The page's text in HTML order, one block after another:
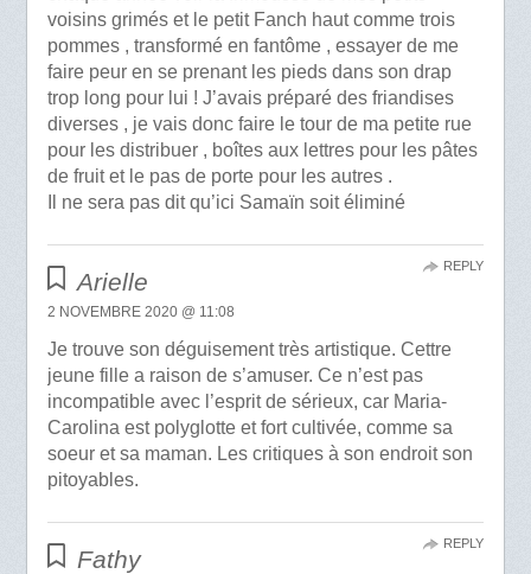
voisins grimés et le petit Fanch haut comme trois
pommes , transformé en fantôme , essayer de me
faire peur en se prenant les pieds dans son drap
trop long pour lui ! J’avais préparé des friandises
diverses , je vais donc faire le tour de ma petite rue
pour les distribuer , boîtes aux lettres pour les pâtes
de fruit et le pas de porte pour les autres .
Il ne sera pas dit qu’ici Samaïn soit éliminé
Arielle
2 NOVEMBRE 2020 @ 11:08
Je trouve son déguisement très artistique. Cettre
jeune fille a raison de s’amuser. Ce n’est pas
incompatible avec l’esprit de sérieux, car Maria-
Carolina est polyglotte et fort cultivée, comme sa
soeur et sa maman. Les critiques à son endroit son
pitoyables.
REPLY
Fathy
REPLY